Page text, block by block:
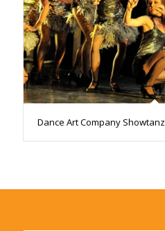
Dance Art Company Showtanz